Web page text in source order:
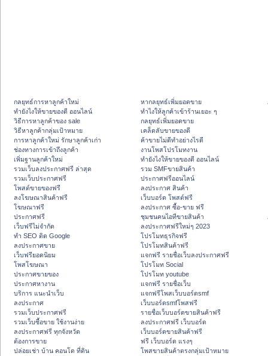
กลยุทธ์การหาลูกค้าใหม่
ทํายังไงให้ขายของดี ออนไลน์
วิธีการหาลูกค้าของ sale
วิธีหาลูกค้ากลุ่มเป้าหมาย
การหาลูกค้าใหม่ รักษาลูกค้าเก่า
ช่องทางการเข้าถึงลูกค้า
เพิ่มฐานลูกค้าใหม่
รวมเว็บลงประกาศฟรี ล่าสุด
รวมเว็บประกาศฟรี
โพสต์ขายของฟรี
ลงโฆษณาสินค้าฟรี
โฆษณาฟรี
ประกาศฟรี
เว็บฟรีไม่จำกัด
ทำ SEO ติด Google
ลงประกาศขาย
เว็บฟรียอดนิยม
โพสโฆษณา
ประกาศขายของ
ประกาศหางาน
บริการ แนะนำเว็บ
ลงประกาศ
รวมเว็บประกาศฟรี
รวมเว็บซื้อขาย ใช้งานง่าย
ลงประกาศฟรี ทุกจังหวัด
ต้องการขาย
ปล่อยเช่า บ้าน คอนโด ที่ดิน
หากลยุทธ์เพิ่มยอดขาย
ทําไงให้ลูกค้าเข้าร้านเยอะ ๆ
กลยุทธ์เพิ่มยอดขาย
เคล็ดลับขายของดี
ค้าขายไม่ดีทำอย่างไรดี
งานโพสโปรโมทงาน
ทํายังไงให้ขายของดี ออนไลน์
รวม SMFขายสินค้า
ประกาศฟรีออนไลน์
ลงประกาศ สินค้า
เว็บบอร์ด โพสต์ฟรี
ลงประกาศ ซื้อ-ขาย ฟรี
ชุมชนคนไอทีขายสินค้า
ลงประกาศฟรีใหม่ๆ 2023
โปรโมทธุรกิจฟรี
โปรโมทสินค้าฟรี
แจกฟรี รายชื่อเว็บลงประกาศฟรี
โปรโมท Social
โปรโมท youtube
แจกฟรี รายชื่อเว็บ
แจกฟรีโพสเว็บบอร์ดsmf
เว็บบอร์ดsmfโพสฟรี
รายชื่อเว็บบอร์ดขายสินค้าฟรี
ลงประกาศฟรี เว็บบอร์ด
เว็บบอร์ดขายสินค้าฟรี
ฟรี เว็บบอร์ด แรงๆ
โพสขายสินค้าตรงกลุ่มเป้าหมาย